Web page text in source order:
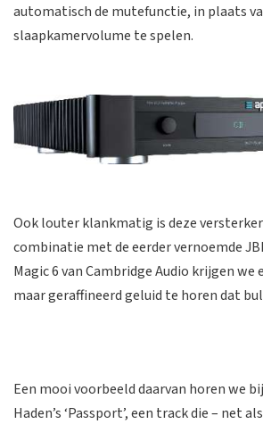
automatisch de mutefunctie, in plaats
slaapkamervolume te spelen.
Ook louter klankmatig is deze
combinatie met de eerder vernoemde
Magic 6 van Cambridge Audio krijgen we
maar geraffineerd geluid te horen dat
Een mooi voorbeeld daarvan horen we
Haden’s ‘Passport’, een track die – net